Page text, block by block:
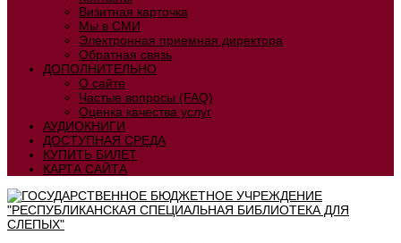
Визитная карточка
Мы в СМИ
Электронная приемная директора
Обратная связь
ДОПОЛНИТЕЛЬНО
О сайте
Частые вопросы (FAQ)
Оценка качества услуг
АУДИОКНИГИ
ДОСТУПНАЯ СРЕДА
КУПИТЬ БИЛЕТ
КАРТА САЙТА